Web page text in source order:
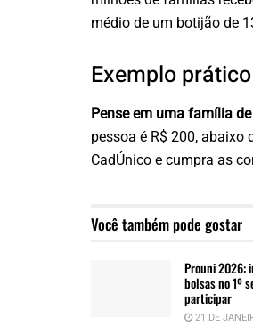
médio de um botijão de
Exemplo
Pense em uma família
pessoa é R$ 200,
CadÚnico e cumpra as
Você também pode gostar
Prouni 2026:
bolsas no 1º
participar
21 DE